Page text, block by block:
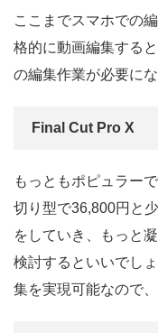
ここまでスマホでの
格的に動画編集する
の編集作業が必要にな
Final Cut Pro X
もっともポピュラー
切り型で36,800円と
をしていき、もっと
検討するといいでし
集を実現可能なので